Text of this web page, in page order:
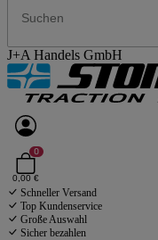
J+A Handels GmbH
0
0,00 €
Schneller Versand
Top Kundenservice
Große Auswahl
Sicher bezahlen